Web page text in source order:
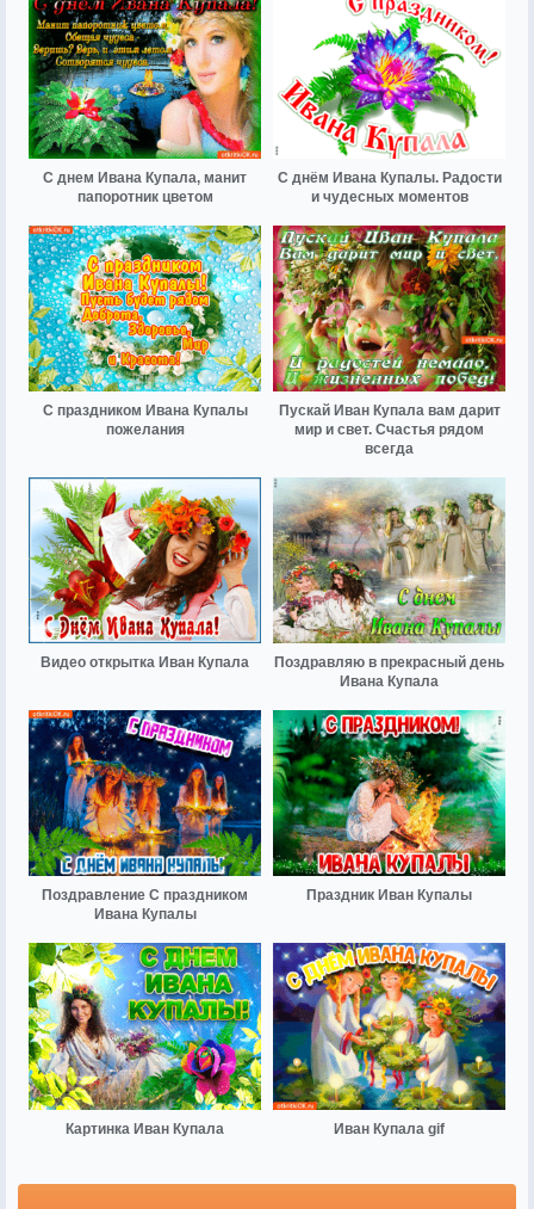
С днем Ивана Купала, манит
папоротник цветом
С днём Ивана Купалы. Радости
и чудесных моментов
С праздником Ивана Купалы
пожелания
Пускай Иван Купала вам дарит
мир и свет. Счастья рядом
всегда
Видео открытка Иван Купала
Поздравляю в прекрасный день
Ивана Купала
Поздравление С праздником
Ивана Купалы
Праздник Иван Купалы
Картинка Иван Купала Иван Купала gif